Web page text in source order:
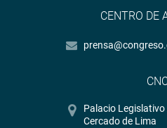
CENTRO DE
Palacio
Cercado de Lima